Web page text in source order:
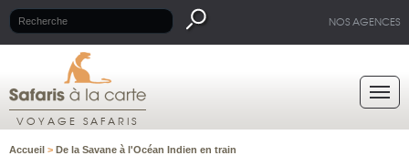
NOS AGENCES
VOYAGE SAFARIS
Accueil > De la Savane à l'Océan Indien en train